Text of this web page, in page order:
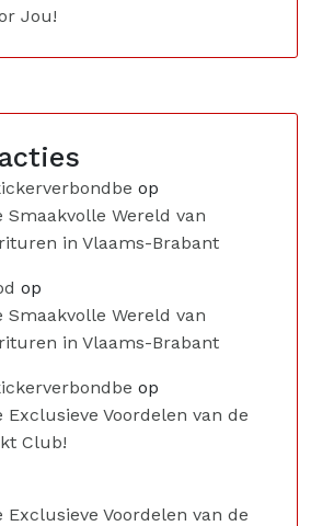
Jou!
op
Smaakvolle Wereld van
in Vlaams-Brabant
op
Smaakvolle Wereld van
in Vlaams-Brabant
op
Exclusieve Voordelen van de
Club!
Exclusieve Voordelen van de